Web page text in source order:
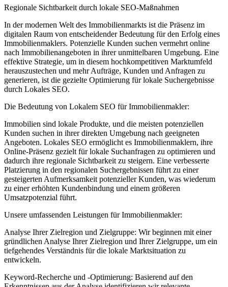
Regionale Sichtbarkeit durch lokale SEO-Maßnahmen
In der modernen Welt des Immobilienmarkts ist die Präsenz im
digitalen Raum von entscheidender Bedeutung für den Erfolg eines
Immobilienmaklers. Potenzielle Kunden suchen vermehrt online
nach Immobilienangeboten in ihrer unmittelbaren Umgebung. Eine
effektive Strategie, um in diesem hochkompetitiven Marktumfeld
herauszustechen und mehr Aufträge, Kunden und Anfragen zu
generieren, ist die gezielte Optimierung für lokale Suchergebnisse
durch Lokales SEO.
Die Bedeutung von Lokalem SEO für Immobilienmakler:
Immobilien sind lokale Produkte, und die meisten potenziellen
Kunden suchen in ihrer direkten Umgebung nach geeigneten
Angeboten. Lokales SEO ermöglicht es Immobilienmaklern, ihre
Online-Präsenz gezielt für lokale Suchanfragen zu optimieren und
dadurch ihre regionale Sichtbarkeit zu steigern. Eine verbesserte
Platzierung in den regionalen Suchergebnissen führt zu einer
gesteigerten Aufmerksamkeit potenzieller Kunden, was wiederum
zu einer erhöhten Kundenbindung und einem größeren
Umsatzpotenzial führt.
Unsere umfassenden Leistungen für Immobilienmakler:
Analyse Ihrer Zielregion und Zielgruppe: Wir beginnen mit einer
gründlichen Analyse Ihrer Zielregion und Ihrer Zielgruppe, um ein
tiefgehendes Verständnis für die lokale Marktsituation zu
entwickeln.
Keyword-Recherche und -Optimierung: Basierend auf den